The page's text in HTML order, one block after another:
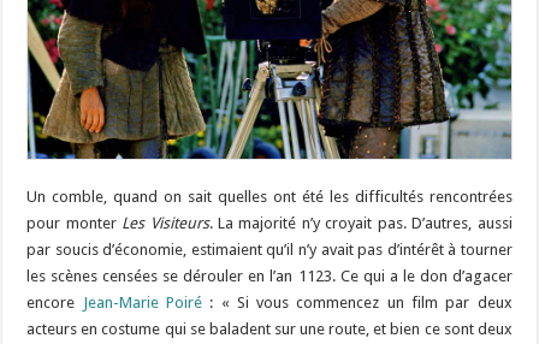
Un comble, quand on sait quelles ont été les difficultés rencontrées
pour monter Les Visiteurs. La majorité n’y croyait pas. D’autres, aussi
par soucis d’économie, estimaient qu’il n’y avait pas d’intérêt à tourner
les scènes censées se dérouler en l’an 1123. Ce qui a le don d’agacer
encore Jean-Marie Poiré: « Si vous commencez un film par deux
acteurs en costume qui se baladent sur une route, et bien ce sont deux